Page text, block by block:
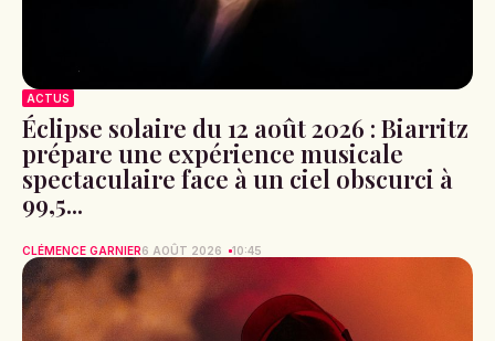
ACTUS
Éclipse solaire du 12 août 2026 : Biarritz
prépare une expérience musicale
spectaculaire face à un ciel obscurci à
99,5...
CLÉMENCE GARNIER6 AOÛT 2026 10:45